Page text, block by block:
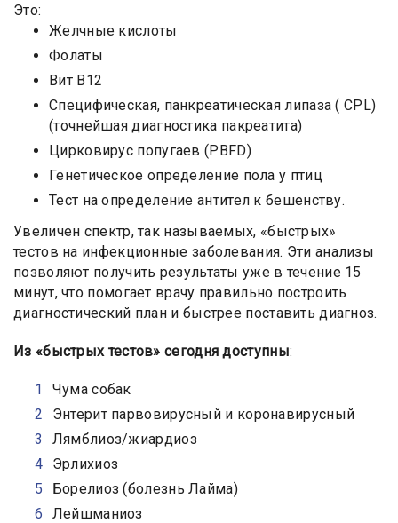
Это:
Желчные кислоты
Фолаты
Вит В12
Специфическая, панкреатическая липаза ( CPL)
(точнейшая диагностика пакреатита)
Цирковирус попугаев (PBFD)
Генетическое определение пола у птиц
Тест на определение антител к бешенству.
Увеличен спектр, так называемых, «быстрых»
тестов на инфекционные заболевания. Эти анализы
позволяют получить результаты уже в течение 15
минут, что помогает врачу правильно построить
диагностический план и быстрее поставить диагноз.
Из «быстрых тестов» сегодня доступны:
Чума собак
Энтерит парвовирусный и коронавирусный
Лямблиоз/жиардиоз
Эрлихиоз
Борелиоз (болезнь Лайма)
Лейшманиоз